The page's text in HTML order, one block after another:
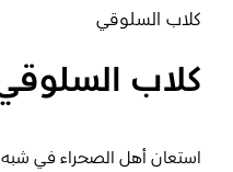
تسجيل الدخول
كلاب السلوقي
كلاب
استعان أهل الصحراء في شبه